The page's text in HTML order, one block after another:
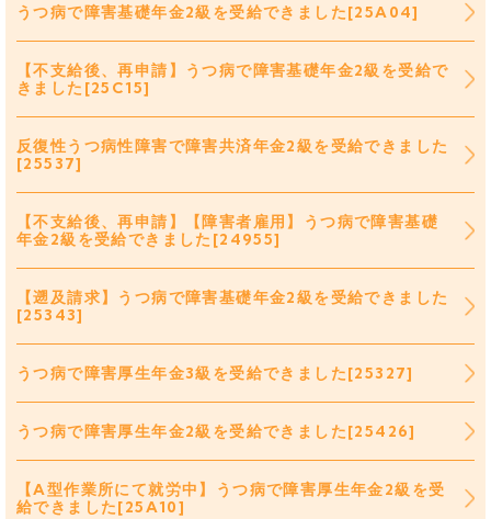
うつ病で障害基礎年金2級を受給できました[25A04]
【不支給後、再申請】うつ病で障害基礎年金2級を受給で
きました[25C15]
反復性うつ病性障害で障害共済年金2級を受給できました
[25537]
【不支給後、再申請】【障害者雇用】うつ病で障害基礎
年金2級を受給できました[24955]
【遡及請求】うつ病で障害基礎年金2級を受給できました
[25343]
うつ病で障害厚生年金3級を受給できました[25327]
うつ病で障害厚生年金2級を受給できました[25426]
【A型作業所にて就労中】うつ病で障害厚生年金2級を受
給できました[25A10]